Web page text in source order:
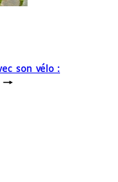
son vélo :
→